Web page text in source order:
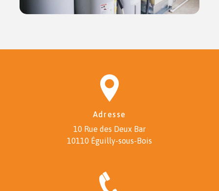
Adresse
10 Rue des Deux Bar
10110 Éguilly-sous-Bois